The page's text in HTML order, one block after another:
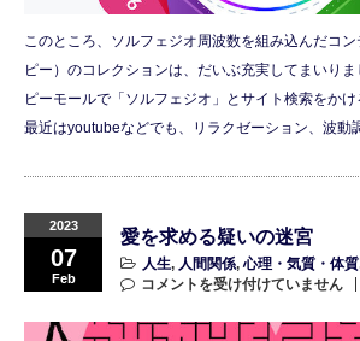
このところ、ソルフェジオ周波数を組み込んだコ
ピー）のコレクションは、だいぶ充実してまいり
ピーモールで「ソルフェジオ」とサイト検索をかけ
最近はyoutubeなどでも、リラクゼーション、波動
2023
07
Feb
愛を求める疑いの迷宮
人生, 人間関係,心理・気質・体質
コメントを受け付けていません